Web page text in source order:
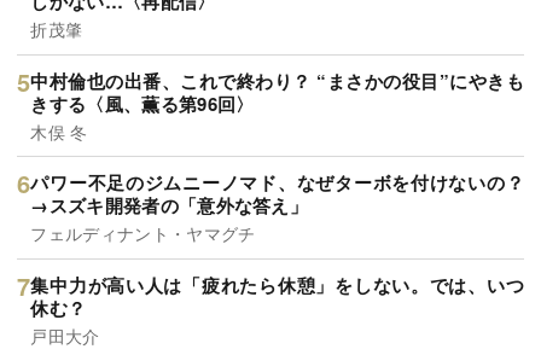
折茂肇
中村倫也の出番、これで終わり？ “まさかの役目”にやきも
きする〈風、薫る第96回〉
木俣 冬
パワー不足のジムニーノマド、なぜターボを付けないの？
→スズキ開発者の「意外な答え」
フェルディナント・ヤマグチ
集中力が高い人は「疲れたら休憩」をしない。では、いつ
休む？
戸田大介